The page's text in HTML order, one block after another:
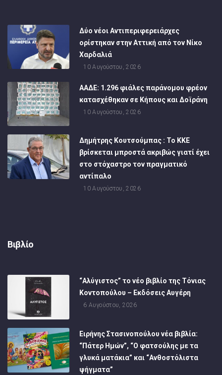
Δύο νέοι Αντιπεριφερειάρχες
ορίστηκαν στην Αττική από τον Νίκο
Χαρδαλιά
10 Αυγούστου, 2026
ΑΑΔΕ: 1.296 φιάλες παράνομου φρέον
κατασχέθηκαν σε Κήπους και Δοϊράνη
10 Αυγούστου, 2026
Δημήτρης Κουτσούμπας : Το ΚΚΕ
βρίσκεται μπροστά ακριβώς γιατί έχει
στο στόχαστρο τον πραγματικό
αντίπαλο
10 Αυγούστου, 2026
Βιβλίο
“Αλύγιστος” το νέο βιβλίο της Τόνιας
Κοντοπούλου – Εκδόσεις Αυγέρη
6 Αυγούστου, 2026
Ειρήνης Στασινοπούλου νέα βιβλία:
“Πάτερ Ημών”, “Ο φατσούλης με τα
γλυκά ματάκια” και “Ανθοστόλιστα
ψήγματα”